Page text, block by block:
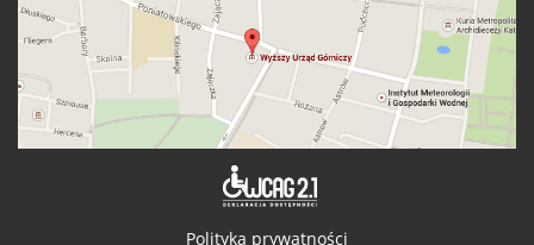
Polityka prywatności